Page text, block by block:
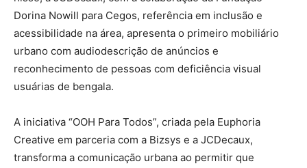
Dorina Nowill para Cegos, referência em inclusão e
acessibilidade na área, apresenta o primeiro mobiliário
urbano com audiodescrição de anúncios e
reconhecimento de pessoas com deficiência visual
usuárias de bengala.
A iniciativa “OOH Para Todos”, criada pela Euphoria
Creative em parceria com a Bizsys e a JCDecaux,
transforma a comunicação urbana ao permitir que